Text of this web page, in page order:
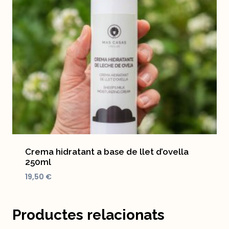
Crema hidratant a base de llet d’ovella
250ml
19,50 €
Productes relacionats